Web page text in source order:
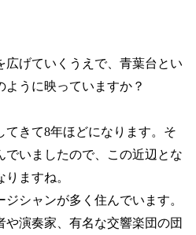
広げていくうえで、青葉台とい
ように映っていますか？
てきて8年ほどになります。そ
でいましたので、この近辺とな
りますね。
シャンが多く住んでいます。
や演奏家、有名な交響楽団の団